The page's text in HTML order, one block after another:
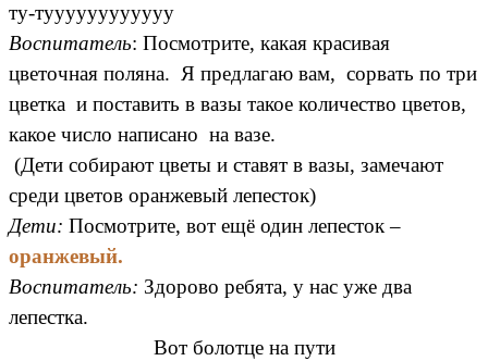
ту-туууууууууууу
Воспитатель: Посмотрите, какая красивая
цветочная поляна. Я предлагаю вам, сорвать по три
цветка и поставить в вазы такое количество цветов,
какое число написано на вазе.
(Дети собирают цветы и ставят в вазы, замечают
среди цветов оранжевый лепесток)
Дети: Посмотрите, вот ещё один лепесток –
оранжевый.
Воспитатель: Здорово ребята, у нас уже два
лепестка.
Вот болотце на пути